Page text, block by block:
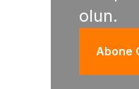
olun.
Abone